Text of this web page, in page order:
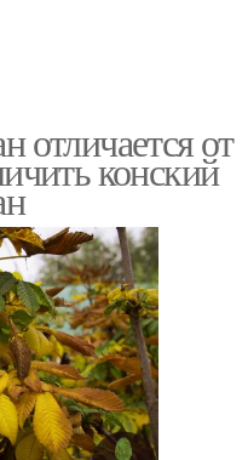
отличается от
конский